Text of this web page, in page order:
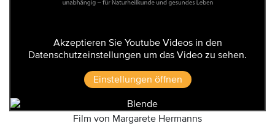
Akzeptieren Sie Youtube Videos in den
Datenschutzeinstellungen um das Video zu sehen.
Einstellungen öffnen
Film von Margarete Hermanns